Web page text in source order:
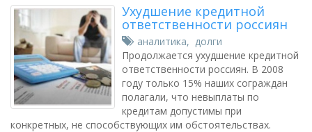
Ухудшение кредитной
ответственности россиян
аналитика, долги
Продолжается ухудшение кредитной
ответственности россиян. В 2008
году только 15% наших сограждан
полагали, что невыплаты по
кредитам допустимы при
конкретных, не способствующих им обстоятельствах.